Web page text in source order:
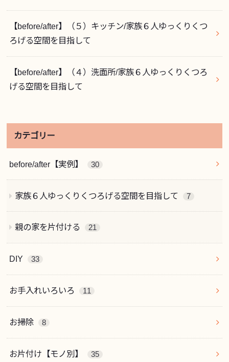
【before/after】（５）キッチン/家族６人ゆっくりくつ
ろげる空間を目指して
【before/after】（４）洗面所/家族６人ゆっくりくつろ
げる空間を目指して
カテゴリー
before/after【実例】 30
家族６人ゆっくりくつろげる空間を目指して 7
親の家を片付ける 21
DIY 33
お手入れいろいろ 11
お掃除 8
お片付け【モノ別】 35